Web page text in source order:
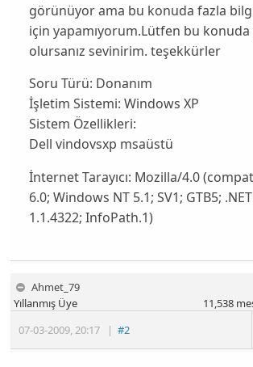
görünüyor ama bu konuda fazla
için yapamıyorum.Lütfen bu konuda
olursanız sevinirim. teşekkürler
Soru Türü: Donanım
İşletim Sistemi: Windows XP
Sistem Özellikleri:
Dell vindovsxp msaüstü
İnternet Tarayıcı: Mozilla/4.0
6.0; Windows NT 5.1; SV1; GTB5;
1.1.4322; InfoPath.1)
Ahmet_79
07-03-2009,20:17 |#2
Yıllanmış Üye 11,538